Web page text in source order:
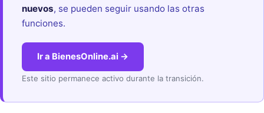
nuevos, se pueden seguir usando las otras
funciones.
Ir a BienesOnline.ai →
Este sitio permanece activo durante la transición.